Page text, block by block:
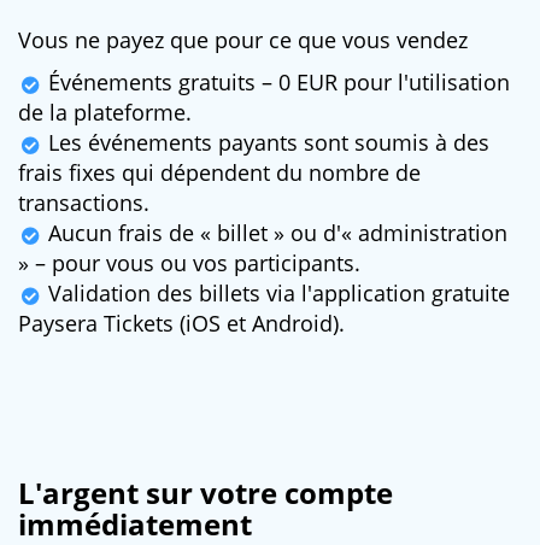
Vous ne payez que pour ce que vous vendez
Événements gratuits – 0 EUR pour l'utilisation
de la plateforme.
Les événements payants sont soumis à des
frais fixes qui dépendent du nombre de
transactions.
Aucun frais de « billet » ou d'« administration
» – pour vous ou vos participants.
Validation des billets via l'application gratuite
Paysera Tickets (iOS et Android).
L'argent sur votre compte
immédiatement